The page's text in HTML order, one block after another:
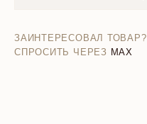
ЗАИНТЕРЕСОВАЛ ТОВАР?
СПРОСИТЬ ЧЕРЕЗ MAX